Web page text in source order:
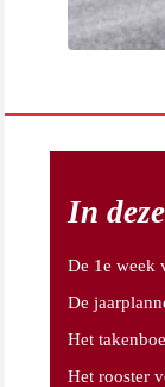
In
De 1e week
De
Het
Het rooster